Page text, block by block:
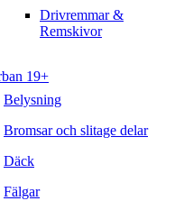
Drivremmar &
Remskivor
19+
Belysning
Bromsar och slitage delar
Däck
Fälgar